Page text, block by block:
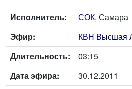
Исполнитель: СОК, Самара
Эфир:
КВН Высшая
Длительность:
03:15
Дата эфира:
30.12.2011